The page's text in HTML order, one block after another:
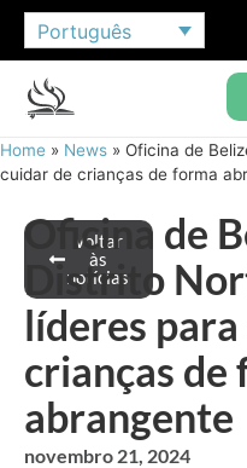
Português
Home » News » Oficina de
cuidar de crianças de forma
Voltar
às
notícias
Oficina de
Distrito
líderes
crianças de
abrangente
novembro 21, 2024